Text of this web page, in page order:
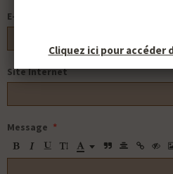
E-mail
Site Internet
Message
Cliquez ici pour